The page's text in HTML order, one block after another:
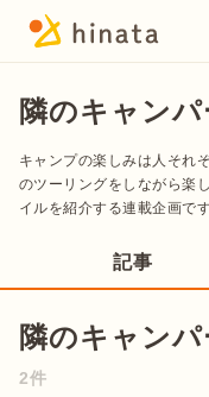
隣のキャン
キャンプの楽しみは人それ
のツーリングをしながら楽
イルを紹介する連載企画です
記事
隣のキャン
2件
公式App